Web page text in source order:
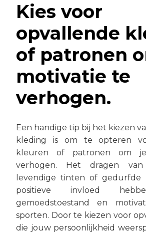
Kies voor
opvallende
of patronen
motivatie te
verhogen.
Een handige tip bij het kiezen
kleding is om te opteren
kleuren of patronen om
verhogen. Het dragen
levendige tinten of gedurfde
positieve invloed
gemoedstoestand en
sporten. Door te kiezen voor
die jouw persoonlijkheid